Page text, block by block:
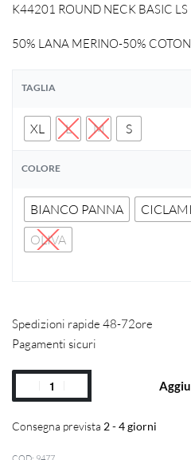
K44201 ROUND NECK BASIC LS
50% LANA MERINO-50%
TAGLIA
XL L M S
COLORE
BIANCO PANNA
OLIVA
Spedizioni rapide 48-72ore
Pagamenti sicuri
Consegna prevista 2 - 4 giorni